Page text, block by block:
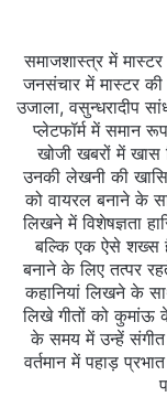
समाजशास्त्र में
जनसंचार में मास्टर की
उजाला, वसुन्धरादीप
प्लेटफॉर्म में समान
खोजी खबरों में खास
उनकी लेखनी की
को वायरल बनाने के
लिखने में विशेषज्ञता
बल्कि एक ऐसे शख्स
बनाने के लिए तत्पर
कहानियां लिखने के
लिखे गीतों को
के समय में उन्हें संगीत
वर्तमान में पहाड़